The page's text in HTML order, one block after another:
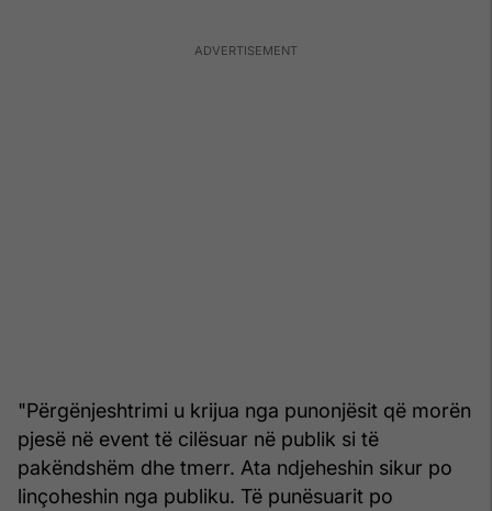
"Përgënjeshtrimi u krijua nga punonjësit që morën
pjesë në event të cilësuar në publik si të
pakëndshëm dhe tmerr. Ata ndjeheshin sikur po
linçoheshin nga publiku. Të punësuarit po